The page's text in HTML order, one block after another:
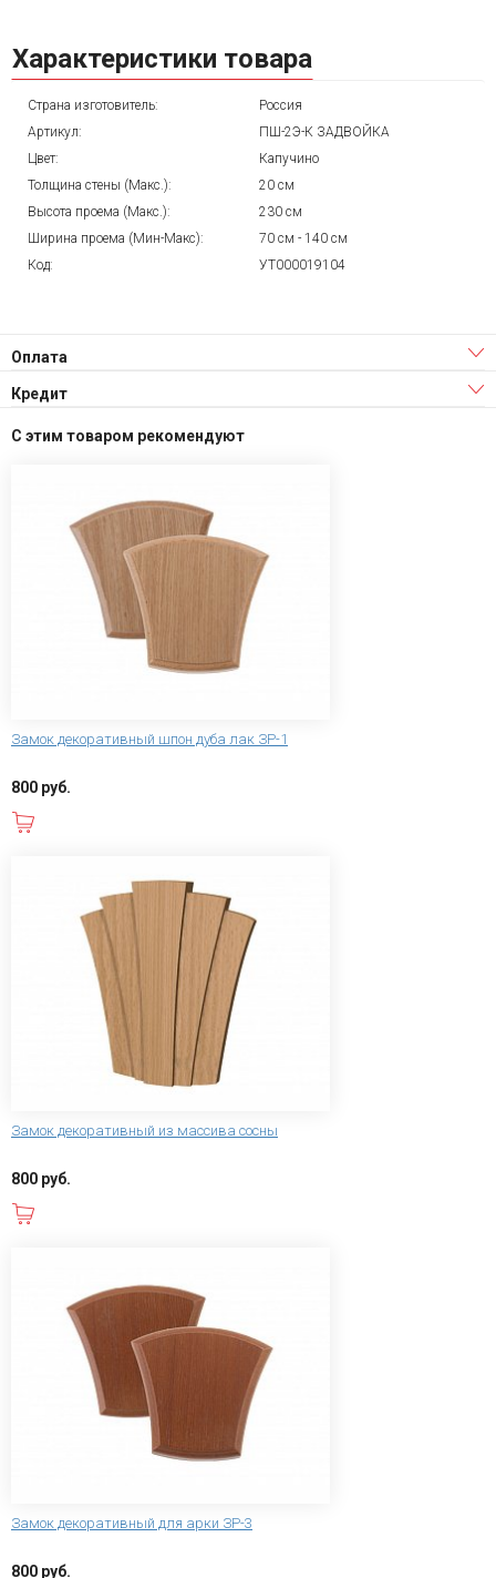
Характеристики товара
Страна изготовитель:
Россия
Артикул:
ПШ-2Э-К ЗАДВОЙКА
Цвет:
Капучино
Толщина стены (Макс.):
20 см
Высота проема (Макс.):
230 см
Ширина проема (Мин-Макс):
70 см - 140 см
Код:
УТ000019104
Оплата
Кредит
С этим товаром рекомендуют
Замок декоративный шпон дуба лак ЗР-1
800 руб.
Замок декоративный из массива сосны
800 руб.
Замок декоративный для арки ЗР-3
800 руб.